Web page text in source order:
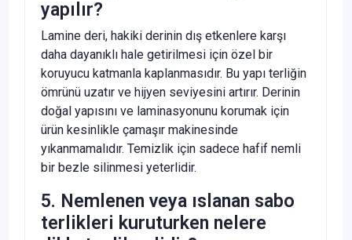
yapılır?
Lamine deri, hakiki derinin dış etkenlere karşı
daha dayanıklı hale getirilmesi için özel bir
koruyucu katmanla kaplanmasıdır. Bu yapı terliğin
ömrünü uzatır ve hijyen seviyesini artırır. Derinin
doğal yapısını ve laminasyonunu korumak için
ürün kesinlikle çamaşır makinesinde
yıkanmamalıdır. Temizlik için sadece hafif nemli
bir bezle silinmesi yeterlidir.
5. Nemlenen veya ıslanan sabo
terlikleri kuruturken nelere